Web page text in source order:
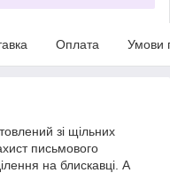
Оплата Умови
зі щільних
письмового
на блискавці. А